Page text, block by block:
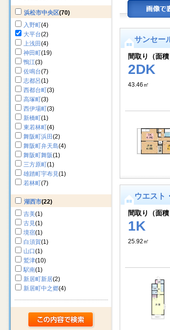
浜松市中央区(70)
入野町(4)
大平台(2)
上浅田(4)
神田町(19)
鴨江(3)
佐鳴台(7)
志都呂(1)
西都台町(3)
高塚町(3)
西伊場町(3)
新橋町(1)
東若林町(4)
舞阪町浜田(2)
舞阪町弁天島(4)
舞阪町舞阪(1)
三方原町(1)
雄踏町宇布見(1)
若林町(7)
湖西市(22)
吉美(1)
古見(1)
境宿(1)
白須賀(1)
山口(1)
鷲津(10)
駅南(1)
新居町新居(2)
新居町中之郷(4)
サンセー
間取り（面積
2DK
43.46㎡
ウエスト
間取り（面積
1K
25.92㎡